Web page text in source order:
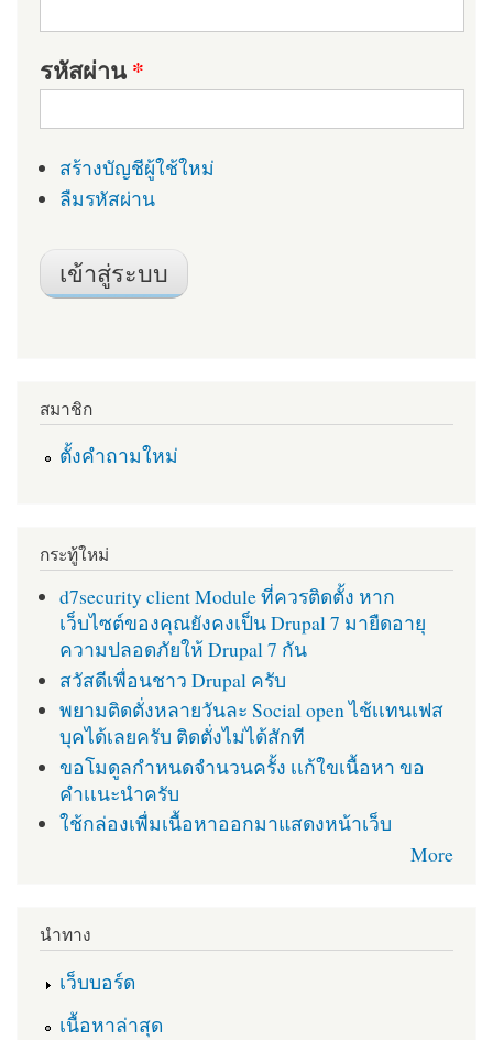
รหัสผ่าน*
สร้างบัญชีผู้ใช้ใหม่
ลืมรหัสผ่าน
สมาชิก
ตั้งคำถามใหม่
กระทู้ใหม่
d7security client Module ที่ควรติดตั้ง หาก
เว็บไซต์ของคุณยังคงเป็น Drupal 7 มายืดอายุ
ความปลอดภัยให้ Drupal 7 กัน
สวัสดีเพื่อนชาว Drupal ครับ
พยามติดตั่งหลายวันละ Social open ไช้เเทนเฟส
บุคได้เลยครับ ติดตั่งไม่ได้สักที
ขอโมดูลกำหนดจำนวนครั้ง เเก้ใขเนื้อหา ขอ
คำเเนะนำครับ
ใช้กล่องเพื่มเนื้อหาออกมาแสดงหน้าเว็บ
More
นำทาง
เว็บบอร์ด
เนื้อหาล่าสุด